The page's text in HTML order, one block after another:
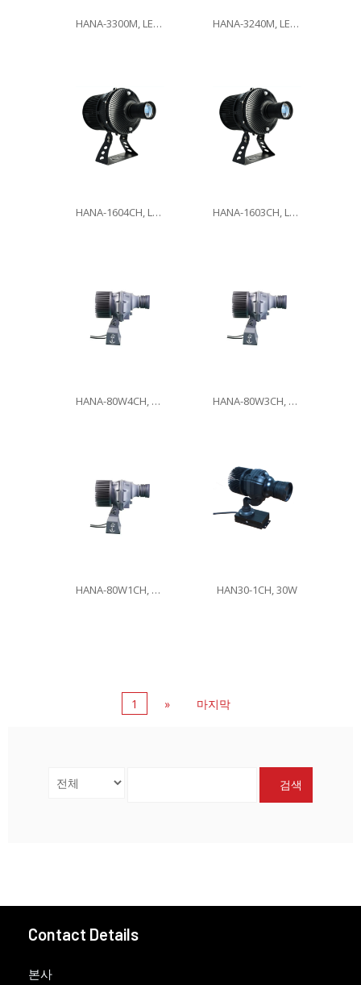
HANA-3300M, LED300W HANA-3240M, LED240W
HANA-1604CH, LED160W HANA-1603CH, LED160W
HANA-80W4CH, 80W HANA-80W3CH, 80W
HANA-80W1CH, 80W HAN30-1CH, 30W
1 » 마지막
검색
Contact Details
본사